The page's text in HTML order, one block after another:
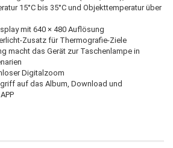
15°C bis 35°C und Objekttemperatur über
mit 640 × 480 Auflösung
Zusatz für Thermografie-Ziele
macht das Gerät zur Taschenlampe in
Digitalzoom
auf das Album, Download und